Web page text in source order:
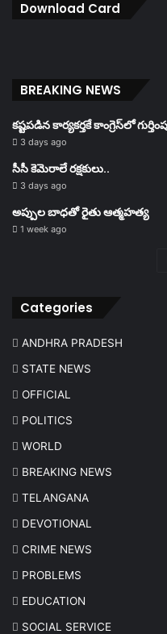
Download Card
BREAKING NEWS
కష్టపడిన కార్యకర్తకే కాంగ్రెస్‌లో
3 days ago
సీసీ కెమెరాలే రక్షకులు..
3 days ago
అప్పుల బాధతో రైతు ఆత్మహత్య
1 week ago
Categories
ANDHRA PRADESH
STATE NEWS
OFFICIAL
POLITICS
WORLD
BREAKING NEWS
TELANGANA
DEVOTIONAL
CRIME NEWS
PROBLEMS
EDUCATION
SOCIAL SERVICE